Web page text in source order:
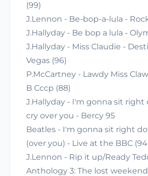
(99)
J.Lennon - Be-bop-a-lula -
J.Hallyday - Be bop a lula -
J.Hallyday - Miss Claudie -
Vegas (96)
P.McCartney - Lawdy Miss
B Cccp (88)
J.Hallyday - I'm gonna sit right
cry over you - Bercy 95
Beatles - I'm gonna sit right
(over you) - Live at the BBC
J.Lennon - Rip it up/Ready
Anthology 3: The lost